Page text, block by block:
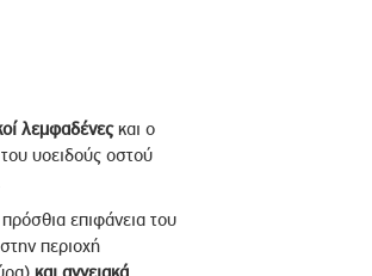
λεμφαδένεςκαι ο
υοειδούς οστού
επιφάνεια του
περιοχή